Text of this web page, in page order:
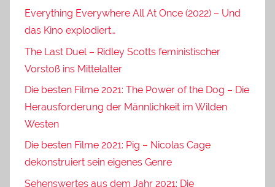
Everything Everywhere All At Once (2022) – Und
das Kino explodiert…
The Last Duel – Ridley Scotts feministischer
Vorstoß ins Mittelalter
Die besten Filme 2021: The Power of the Dog – Die
Herausforderung der Männlichkeit im Wilden
Westen
Die besten Filme 2021: Pig – Nicolas Cage
dekonstruiert sein eigenes Genre
Sehenswertes aus dem Jahr 2021: Die